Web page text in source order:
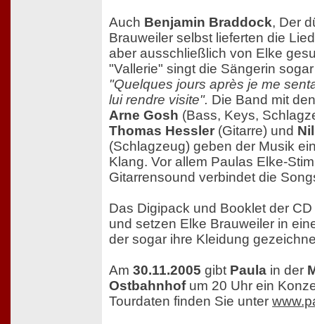
Auch Benjamin Braddock, Der
Brauweiler selbst lieferten die
aber ausschließlich von Elke
"Vallerie" singt die Sängerin
"Quelques jours après je me
lui rendre visite". Die Band mit
Arne Gosh (Bass, Keys,
Thomas Hessler (Gitarre) und
(Schlagzeug) geben der Musik
Klang. Vor allem Paulas Elke-
Gitarrensound verbindet die
Das Digipack und Booklet der
und setzen Elke Brauweiler in
der sogar ihre Kleidung
Am 30.11.2005 gibt Paula in der
Ostbahnhofum 20 Uhr ein
Tourdaten finden Sie unter